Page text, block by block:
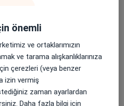
Darlığı Tedavisi
Tedavisi
Tedavisi
Tedavisi
önemli
ve ortaklarımızın
ve tarama alışkanlıklarınıza
çerezleri (veya benzer
izin vermiş
zaman ayarlardan
Daha fazla bilgi için